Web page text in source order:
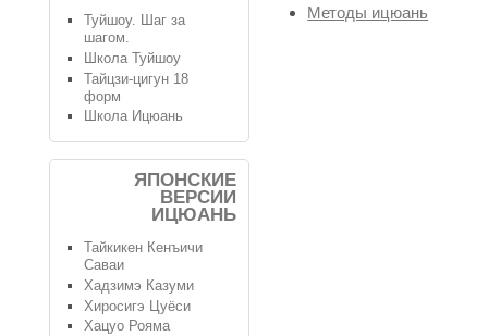
Методы ицюань
Туйшоу. Шаг за
шагом.
Школа Туйшоу
Тайцзи-цигун 18
форм
Школа Ицюань
ЯПОНСКИЕ
ВЕРСИИ
ИЦЮАНЬ
Тайкикен Кенъичи
Саваи
Хадзимэ Казуми
Хиросигэ Цуёси
Хацуо Рояма